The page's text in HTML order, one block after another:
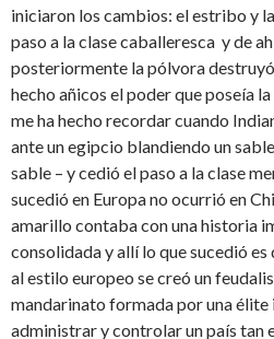
iniciaron los cambios: el estribo y
paso a la clase caballeresca y de
posteriormente la pólvora
hecho añicos el poder que poseía
me ha hecho recordar cuando
ante un egipcio blandiendo un
sable – y cedió el paso a la clase
sucedió en Europa no ocurrió en
amarillo contaba con una historia
consolidada y allí lo que sucedió
al estilo europeo se creó un
mandarinato formada por una
administrar y controlar un país tan